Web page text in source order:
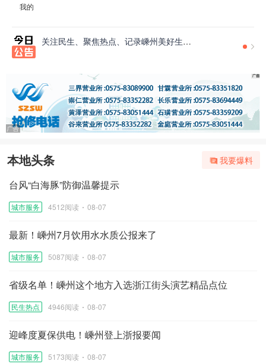
我的
关注民生、聚焦热点、记录嵊州美好生活！
本地头条 我要爆料
台风“白海豚”防御温馨提示
城市服务 4512阅读 08-07
最新！嵊州7月饮用水水质公报来了
城市服务 5087阅读 08-07
省级名单！嵊州这个地方入选浙江街头演艺精品点位
民生热点 4946阅读 08-07
迎峰度夏保供电！嵊州登上浙报要闻
城市服务 5173阅读 08-07